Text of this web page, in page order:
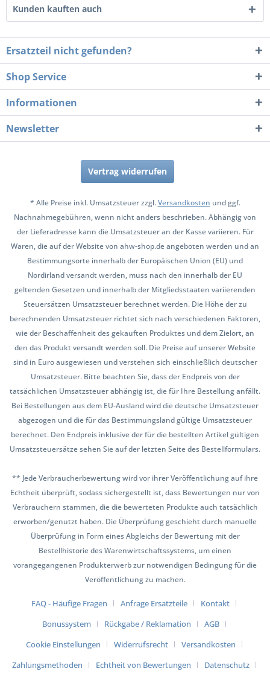
Kunden kauften auch
Ersatzteil nicht gefunden?
Shop Service
Informationen
Newsletter
Vertrag widerrufen
* Alle Preise inkl. Umsatzsteuer zzgl.Versandkosten und ggf.
Nachnahmegebühren, wenn nicht anders beschrieben. Abhängig von
der Lieferadresse kann die Umsatzsteuer an der Kasse variieren. Für
Waren, die auf der Website von ahw-shop.de angeboten werden und an
Bestimmungsorte innerhalb der Europäischen Union (EU) und
Nordirland versandt werden, muss nach den innerhalb der EU
geltenden Gesetzen und innerhalb der Mitgliedsstaaten variierenden
Steuersätzen Umsatzsteuer berechnet werden. Die Höhe der zu
berechnenden Umsatzsteuer richtet sich nach verschiedenen Faktoren,
wie der Beschaffenheit des gekauften Produktes und dem Zielort, an
den das Produkt versandt werden soll. Die Preise auf unserer Website
sind in Euro ausgewiesen und verstehen sich einschließlich deutscher
Umsatzsteuer. Bitte beachten Sie, dass der Endpreis von der
tatsächlichen Umsatzsteuer abhängig ist, die für Ihre Bestellung anfällt.
Bei Bestellungen aus dem EU-Ausland wird die deutsche Umsatzsteuer
abgezogen und die für das Bestimmungsland gültige Umsatzsteuer
berechnet. Den Endpreis inklusive der für die bestellten Artikel gültigen
Umsatzsteuersätze sehen Sie auf der letzten Seite des Bestellformulars.
** Jede Verbraucherbewertung wird vor ihrer Veröffentlichung auf ihre
Echtheit überprüft, sodass sichergestellt ist, dass Bewertungen nur von
Verbrauchern stammen, die die bewerteten Produkte auch tatsächlich
erworben/genutzt haben. Die Überprüfung geschieht durch manuelle
Überprüfung in Form eines Abgleichs der Bewertung mit der
Bestellhistorie des Warenwirtschaftssystems, um einen
vorangegangenen Produkterwerb zur notwendigen Bedingung für die
Veröffentlichung zu machen.
FAQ - Häufige Fragen Anfrage Ersatzteile
Kontakt
Bonussystem
Rückgabe / Reklamation
AGB
Cookie Einstellungen
Widerrufsrecht
Versandkosten
Zahlungsmethoden
Echtheit von Bewertungen Datenschutz